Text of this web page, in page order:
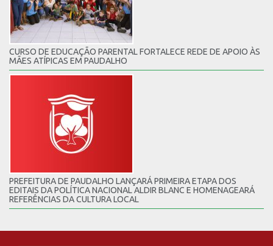
CURSO DE EDUCAÇÃO PARENTAL FORTALECE REDE DE APOIO ÀS
MÃES ATÍPICAS EM PAUDALHO
PREFEITURA DE PAUDALHO LANÇARÁ PRIMEIRA ETAPA DOS
EDITAIS DA POLÍTICA NACIONAL ALDIR BLANC E HOMENAGEARÁ
REFERÊNCIAS DA CULTURA LOCAL